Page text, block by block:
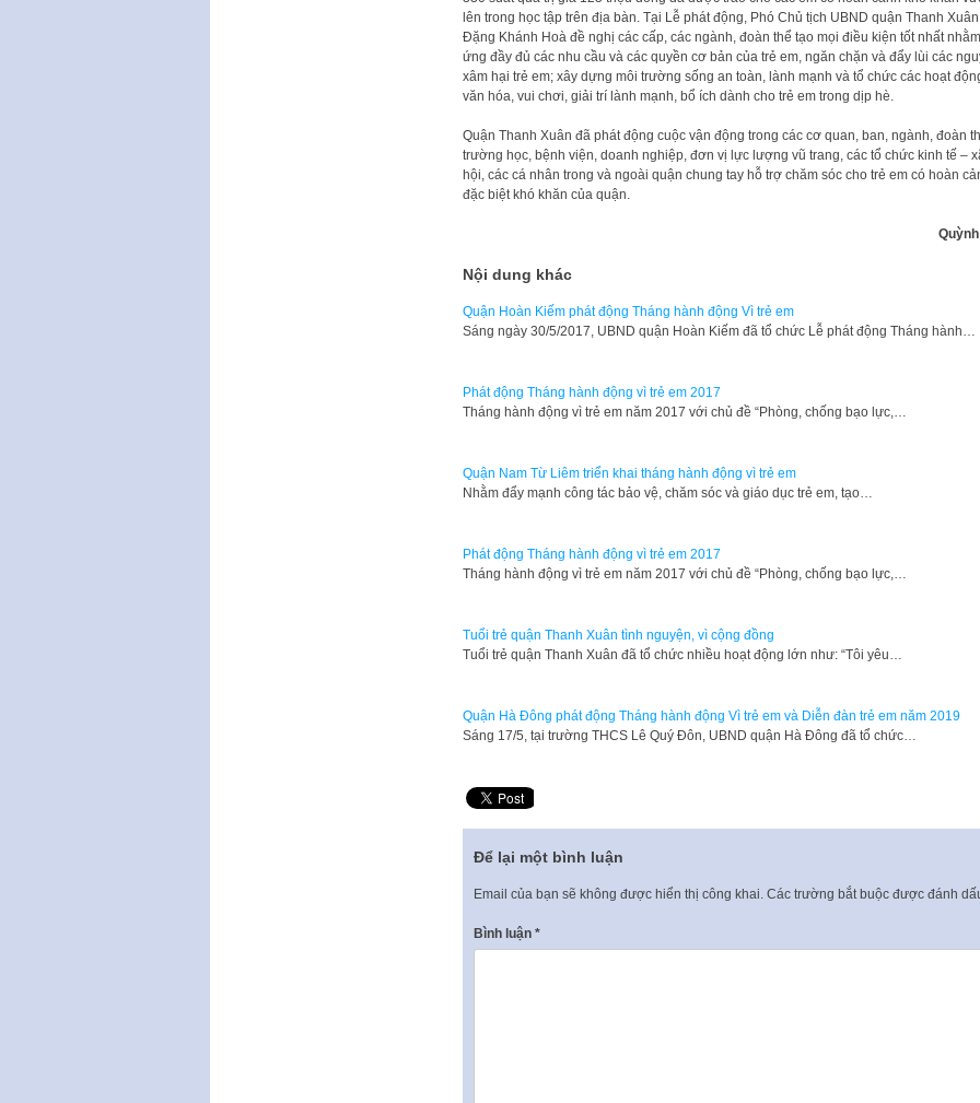
lên trong học tập trên địa bàn. Tại Lễ phát động, Phó Chủ tịch UBND quận Thanh Xuân
Đặng Khánh Hoà đề nghị các cấp, các ngành, đoàn thể tạo mọi điều kiện tốt nhất
ứng đầy đủ các nhu cầu và các quyền cơ bản của trẻ em, ngăn chặn và đẩy lùi các
xâm hại trẻ em; xây dựng môi trường sống an toàn, lành mạnh và tổ chức các hoạt
văn hóa, vui chơi, giải trí lành mạnh, bổ ích dành cho trẻ em trong dịp hè.
Quận Thanh Xuân đã phát động cuộc vận động trong các cơ quan, ban, ngành, đoàn
trường học, bệnh viện, doanh nghiệp, đơn vị lực lượng vũ trang, các tổ chức kinh tế –
hội, các cá nhân trong và ngoài quận chung tay hỗ trợ chăm sóc cho trẻ em có hoàn
đặc biệt khó khăn của quận.
Nội dung khác
Quận Hoàn Kiếm phát động Tháng hành động Vì trẻ em
Sáng ngày 30/5/2017, UBND quận Hoàn Kiếm đã tổ chức Lễ phát động Tháng hành…
Phát động Tháng hành động vì trẻ em 2017
Tháng hành động vì trẻ em năm 2017 với chủ đề “Phòng, chống bạo lực,…
Quận Nam Từ Liêm triển khai tháng hành động vì trẻ em
Nhằm đẩy mạnh công tác bảo vệ, chăm sóc và giáo dục trẻ em, tạo…
Phát động Tháng hành động vì trẻ em 2017
Tháng hành động vì trẻ em năm 2017 với chủ đề “Phòng, chống bạo lực,…
Tuổi trẻ quận Thanh Xuân tình nguyện, vì cộng đồng
Tuổi trẻ quận Thanh Xuân đã tổ chức nhiều hoạt động lớn như: “Tôi yêu…
Quận Hà Đông phát động Tháng hành động Vì trẻ em và Diễn đàn trẻ em năm 2019
Sáng 17/5, tại trường THCS Lê Quý Đôn, UBND quận Hà Đông đã tổ chức…
Để lại một bình luận
Email của bạn sẽ không được hiển thị công khai. Các trường bắt buộc được đánh
Bình luận *